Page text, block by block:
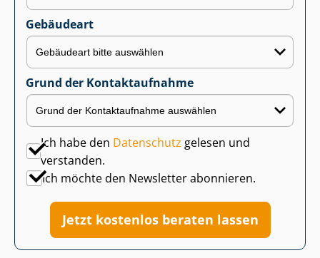
Gebäudeart
Grund der Kontaktaufnahme
Ich habe den Datenschutz gelesen und
verstanden.
Ich möchte den Newsletter abonnieren.
Jetzt kostenlos beraten lassen